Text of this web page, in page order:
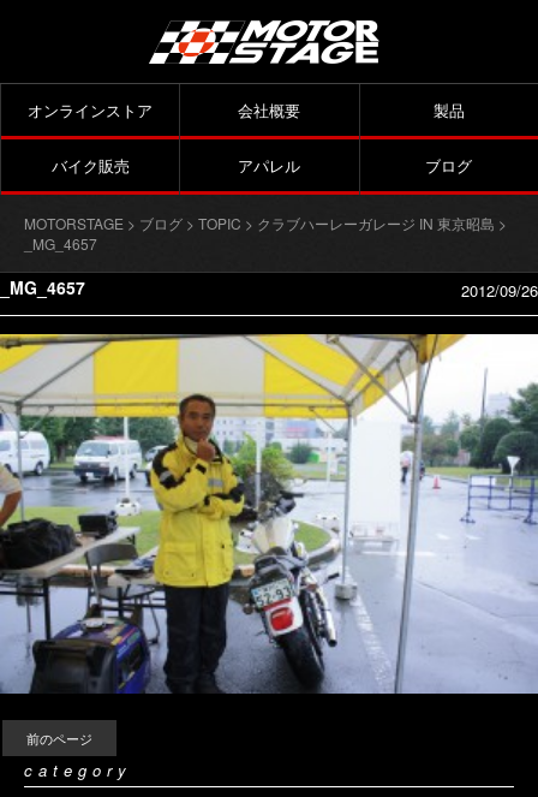
オンラインストア 会社概要 製品
バイク販売 アパレル ブログ
MOTORSTAGE > ブログ > TOPIC > クラブハーレーガレージ IN 東京昭島 >
_MG_4657
_MG_4657 2012/09/26
前のページ
category